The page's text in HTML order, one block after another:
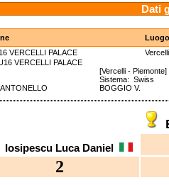
Dati
Luogo
VERCELLI PALACE
Vercelli
VERCELLI PALACE
[Vercelli - Piemonte]
Sistema: Swiss
ANTONELLO BOGGIO V.
Iosipescu Luca Daniel
2